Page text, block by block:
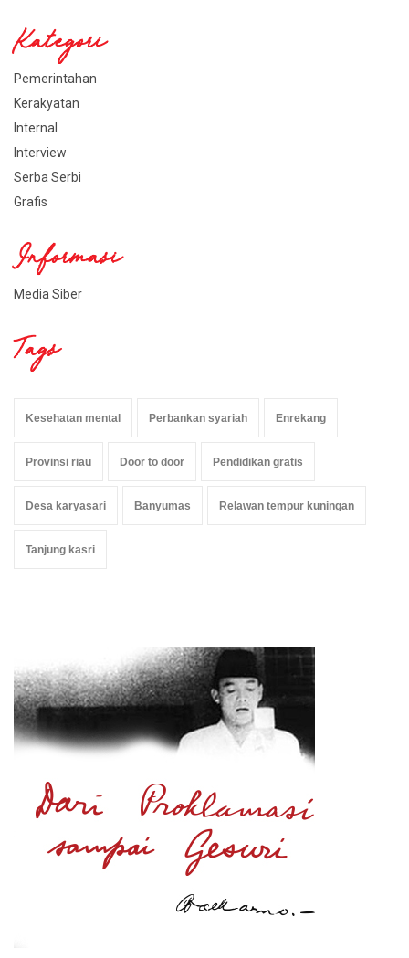
Kategori
Pemerintahan
Kerakyatan
Internal
Interview
Serba Serbi
Grafis
Informasi
Media Siber
Tags
Kesehatan mental Perbankan syariah Enrekang
Provinsi riau Door to door Pendidikan gratis
Desa karyasari Banyumas Relawan tempur kuningan
Tanjung kasri